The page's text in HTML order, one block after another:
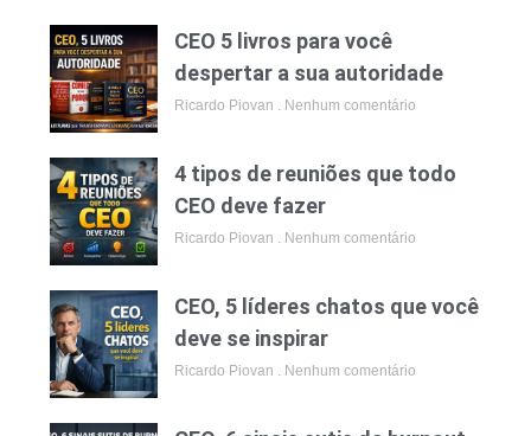
CEO 5 livros para você
despertar a sua autoridade
Ricardo Piovan Nenhum comentário
4 tipos de reuniões que todo
CEO deve fazer
Ricardo Piovan Nenhum comentário
CEO, 5 líderes chatos que você
deve se inspirar
Ricardo Piovan Nenhum comentário